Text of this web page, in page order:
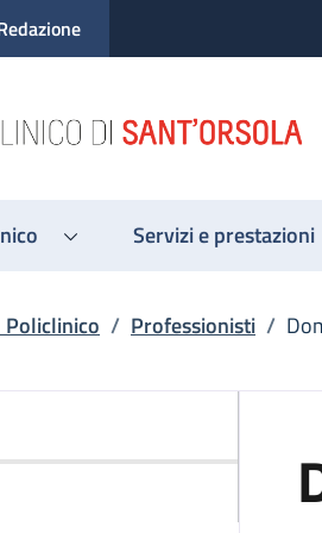
Servizi e prestazioni
di pane
Policlinico / Professionisti /
pagina Domenico Villari